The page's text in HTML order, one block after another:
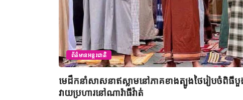
ព័ត៌មានអន្តរជាតិ
មេដឹកនាំសាសនាឥស្លាមនៅភាគខាងត្បូងថៃរៀបចំពិ
វាយប្រហារនៅណារ៉ាធីវ៉ាត់